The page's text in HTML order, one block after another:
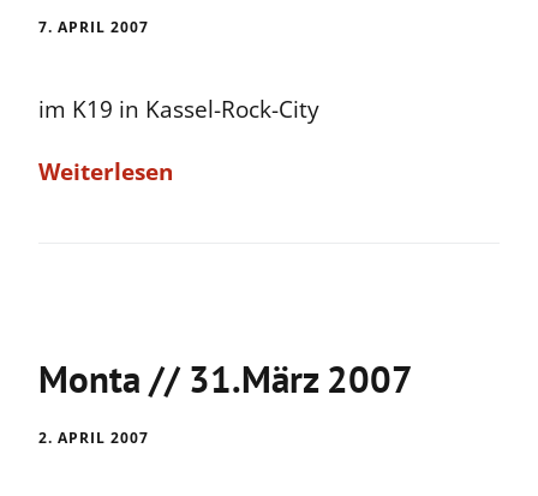
7. APRIL 2007
im K19 in Kassel-Rock-City
Weiterlesen
Monta // 31.März 2007
2. APRIL 2007